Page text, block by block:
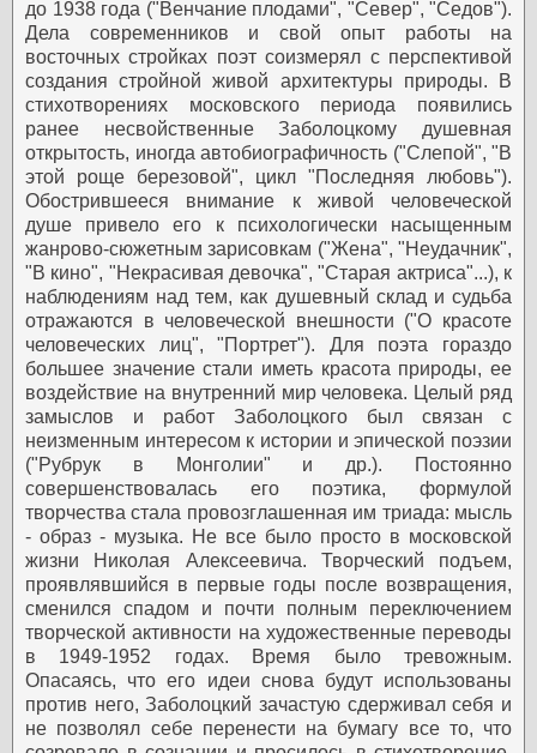
до 1938 года ("Венчание плодами", "Север", "Седов").
Дела современников и свой опыт работы на
восточных стройках поэт соизмерял с перспективой
создания стройной живой архитектуры природы. В
стихотворениях московского периода появились
ранее несвойственные Заболоцкому душевная
открытость, иногда автобиографичность ("Слепой", "В
этой роще березовой", цикл "Последняя любовь").
Обострившееся внимание к живой человеческой
душе привело его к психологически насыщенным
жанрово-сюжетным зарисовкам ("Жена", "Неудачник",
"В кино", "Некрасивая девочка", "Старая актриса"...), к
наблюдениям над тем, как душевный склад и судьба
отражаются в человеческой внешности ("О красоте
человеческих лиц", "Портрет"). Для поэта гораздо
большее значение стали иметь красота природы, ее
воздействие на внутренний мир человека. Целый ряд
замыслов и работ Заболоцкого был связан с
неизменным интересом к истории и эпической поэзии
("Рубрук в Монголии" и др.). Постоянно
совершенствовалась его поэтика, формулой
творчества стала провозглашенная им триада: мысль
- образ - музыка. Не все было просто в московской
жизни Николая Алексеевича. Творческий подъем,
проявлявшийся в первые годы после возвращения,
сменился спадом и почти полным переключением
творческой активности на художественные переводы
в 1949-1952 годах. Время было тревожным.
Опасаясь, что его идеи снова будут использованы
против него, Заболоцкий зачастую сдерживал себя и
не позволял себе перенести на бумагу все то, что